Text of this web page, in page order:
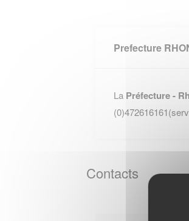
Prefecture
La Préfecture -
Contacts